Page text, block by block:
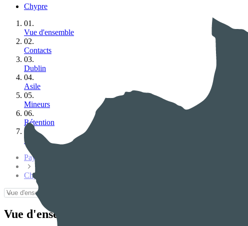
Chypre
01.
Vue d'ensemble
02.
Contacts
03.
Dublin
04.
Asile
05.
Mineurs
06.
Rétention
07.
Travail
Pays
Chypre
Vue d'ensemble